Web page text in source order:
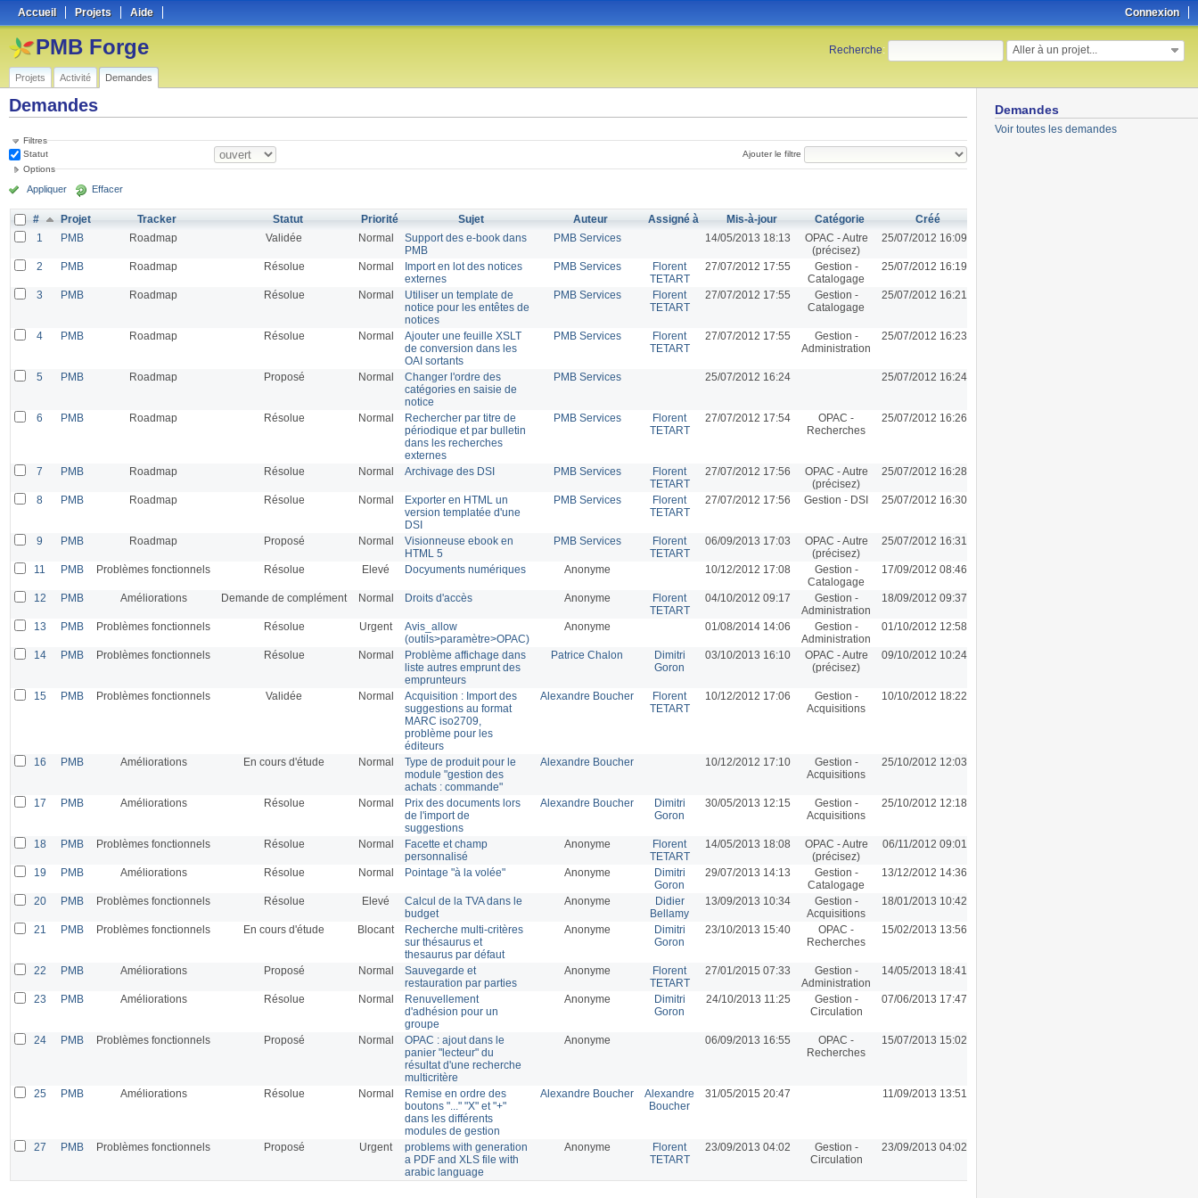
Connexion
Accueil Projets Aide
Recherche: Aller à un projet...
PMB Forge
Projets Activité Demandes
Demandes
Voir toutes les demandes
Demandes
Filtres
Statut
Ajouter le filtre
Options
Appliquer Effacer
# Projet Tracker Statut Priorité Sujet Auteur Assigné à Mis-à-jour Catégorie
Créé
1
PMB Roadmap Validée Normal
Support des e-book dans
PMB
PMB Services 14/05/2013 18:13
OPAC - Autre
(précisez)
25/07/2012 16:09
2 PMB Roadmap Résolue Normal
Import en lot des notices
externes
PMB Services
Florent
TETART
27/07/2012 17:55
Gestion -
Catalogage
25/07/2012 16:19
3 PMB Roadmap Résolue Normal
Utiliser un template de
notice pour les entêtes de
notices
PMB Services
Florent
TETART
27/07/2012 17:55
Gestion -
Catalogage
25/07/2012 16:21
4 PMB Roadmap Résolue Normal
Ajouter une feuille XSLT
de conversion dans les
OAI sortants
PMB Services
Florent
TETART
27/07/2012 17:55
Gestion -
Administration
25/07/2012 16:23
5 PMB Roadmap Proposé Normal
Changer l'ordre des
catégories en saisie de
notice
PMB Services 25/07/2012 16:24 25/07/2012 16:24
6 PMB Roadmap Résolue Normal
Rechercher par titre de
périodique et par bulletin
dans les recherches
externes
PMB Services
Florent
TETART
27/07/2012 17:54
OPAC -
Recherches
25/07/2012 16:26
7 PMB Roadmap Résolue Normal Archivage des DSI PMB Services
Florent
TETART
27/07/2012 17:56
OPAC - Autre
(précisez)
25/07/2012 16:28
8 PMB Roadmap Résolue Normal
Exporter en HTML un
version templatée d'une
DSI
PMB Services
Florent
TETART
27/07/2012 17:56 Gestion - DSI 25/07/2012 16:30
9 PMB Roadmap Proposé Normal
Visionneuse ebook en
HTML 5
PMB Services
Florent
TETART
06/09/2013 17:03
OPAC - Autre
(précisez)
25/07/2012 16:31
11 PMB Problèmes fonctionnels Résolue Elevé Docyuments numériques Anonyme 10/12/2012 17:08
Gestion -
Catalogage
17/09/2012 08:46
12 PMB Améliorations Demande de complément Normal Droits d'accès Anonyme
Florent
TETART
04/10/2012 09:17
Gestion -
Administration
18/09/2012 09:37
13 PMB Problèmes fonctionnels Résolue Urgent
Avis_allow
(outils>paramètre>OPAC)
Anonyme 01/08/2014 14:06
Gestion -
Administration
01/10/2012 12:58
14 PMB Problèmes fonctionnels Résolue Normal
Problème affichage dans
liste autres emprunt des
emprunteurs
Patrice Chalon
Dimitri
Goron
03/10/2013 16:10
OPAC - Autre
(précisez)
09/10/2012 10:24
15 PMB Problèmes fonctionnels Validée Normal
Acquisition : Import des
suggestions au format
MARC iso2709,
problème pour les
éditeurs
Alexandre Boucher
Florent
TETART
10/12/2012 17:06
Gestion -
Acquisitions
10/10/2012 18:22
16 PMB Améliorations En cours d'étude Normal
Type de produit pour le
module "gestion des
achats : commande"
Alexandre Boucher 10/12/2012 17:10
Gestion -
Acquisitions
25/10/2012 12:03
17 PMB Améliorations Résolue Normal
Prix des documents lors
de l'import de
suggestions
Alexandre Boucher
Dimitri
Goron
30/05/2013 12:15
Gestion -
Acquisitions
25/10/2012 12:18
18 PMB Problèmes fonctionnels Résolue Normal
Facette et champ
personnalisé
Anonyme
Florent
TETART
14/05/2013 18:08
OPAC - Autre
(précisez)
06/11/2012 09:01
19 PMB Améliorations Résolue Normal Pointage "à la volée" Anonyme
Dimitri
Goron
29/07/2013 14:13
Gestion -
Catalogage
13/12/2012 14:36
20 PMB Problèmes fonctionnels Résolue Elevé
Calcul de la TVA dans le
budget
Anonyme
Didier
Bellamy
13/09/2013 10:34
Gestion -
Acquisitions
18/01/2013 10:42
21 PMB Problèmes fonctionnels En cours d'étude Blocant
Recherche multi-critères
sur thésaurus et
thesaurus par défaut
Anonyme
Dimitri
Goron
23/10/2013 15:40
OPAC -
Recherches
15/02/2013 13:56
22 PMB Améliorations Proposé Normal
Sauvegarde et
restauration par parties
Anonyme
Florent
TETART
27/01/2015 07:33
Gestion -
Administration
14/05/2013 18:41
23 PMB Améliorations Résolue Normal
Renuvellement
d'adhésion pour un
groupe
Anonyme
Dimitri
Goron
24/10/2013 11:25
Gestion -
Circulation
07/06/2013 17:47
24 PMB Problèmes fonctionnels Proposé Normal
OPAC : ajout dans le
panier "lecteur" du
résultat d'une recherche
multicritère
Anonyme 06/09/2013 16:55
OPAC -
Recherches
15/07/2013 15:02
25 PMB Améliorations Résolue Normal
Remise en ordre des
boutons "..." "X" et "+"
dans les différents
modules de gestion
Alexandre Boucher
Alexandre
Boucher
31/05/2015 20:47 11/09/2013 13:51
27 PMB Problèmes fonctionnels Proposé Urgent
problems with generation
a PDF and XLS file with
arabic language
Anonyme
Florent
TETART
23/09/2013 04:02
Gestion -
Circulation
23/09/2013 04:02